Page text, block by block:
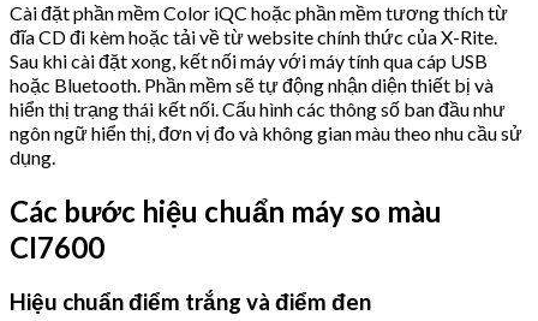
Cài đặt phần mềm Color iQC hoặc phần mềm tương thích từ
đĩa CD đi kèm hoặc tải về từ website chính thức của X-Rite.
Sau khi cài đặt xong, kết nối máy với máy tính qua cáp USB
hoặc Bluetooth. Phần mềm sẽ tự động nhận diện thiết bị và
hiển thị trạng thái kết nối. Cấu hình các thông số ban đầu như
ngôn ngữ hiển thị, đơn vị đo và không gian màu theo nhu cầu sử
dụng.
Các bước hiệu chuẩn máy so màu
CI7600
Hiệu chuẩn điểm trắng và điểm đen